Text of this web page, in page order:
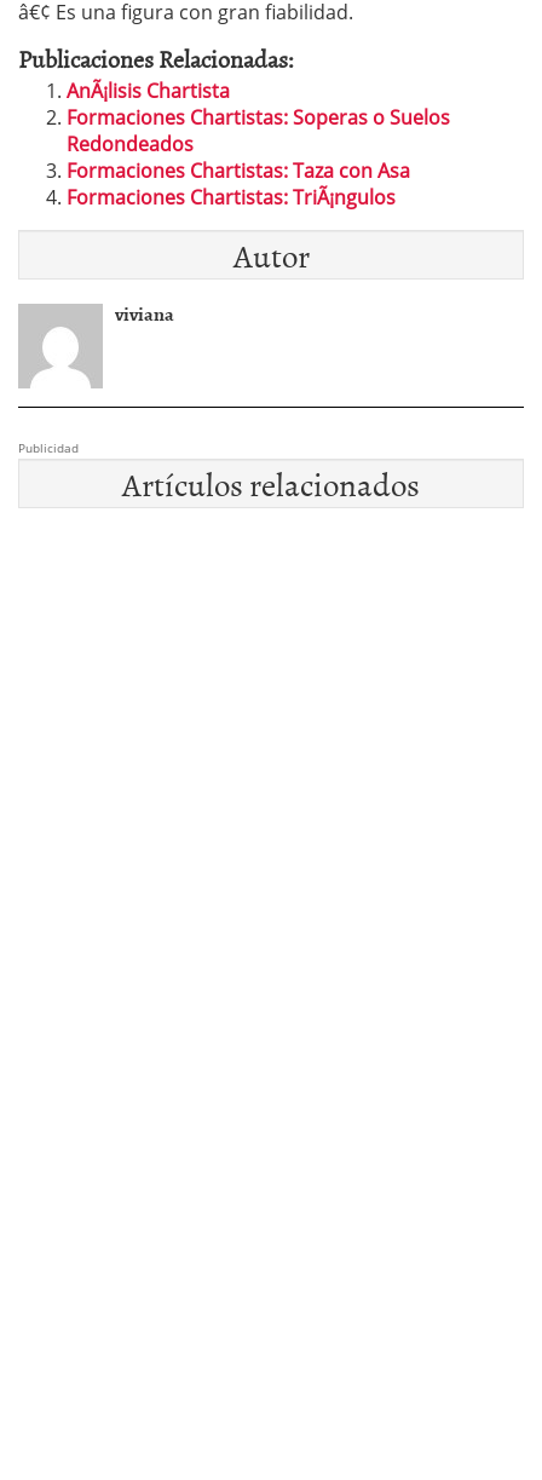
â€¢ Es una figura con gran fiabilidad.
Publicaciones Relacionadas:
AnÃ¡lisis Chartista
Formaciones Chartistas: Soperas o Suelos
Redondeados
Formaciones Chartistas: Taza con Asa
Formaciones Chartistas: TriÃ¡ngulos
Autor
viviana
Publicidad
Artículos relacionados